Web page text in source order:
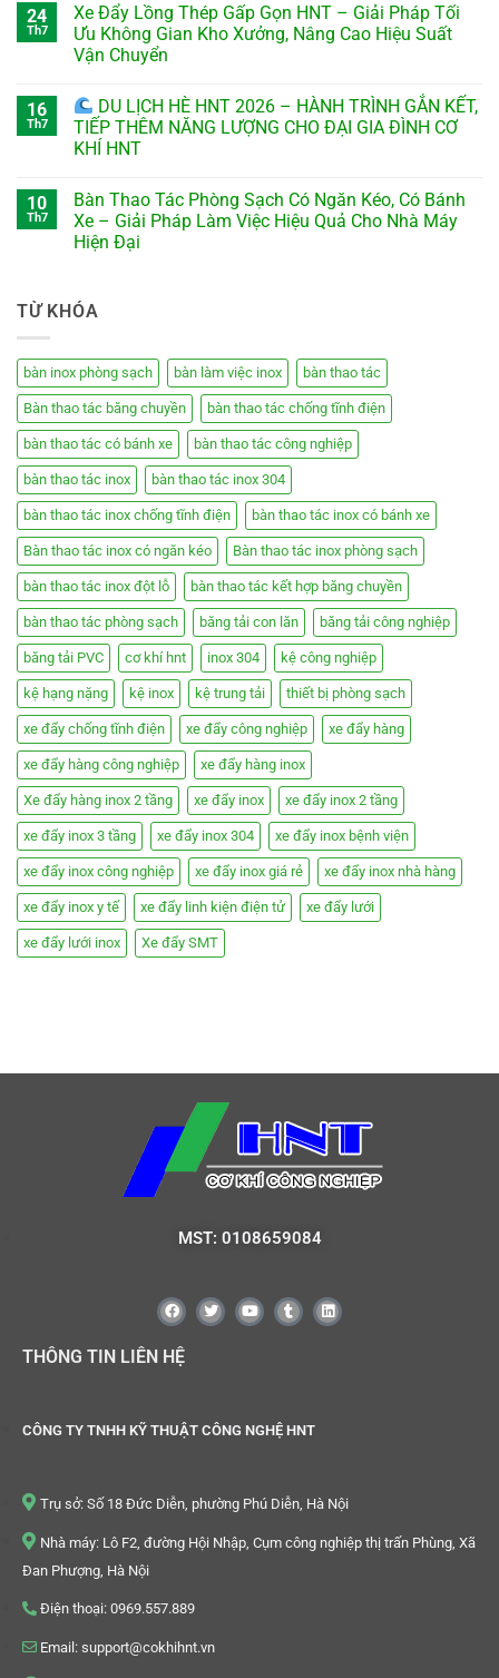
24
Th7
Xe Đẩy Lồng Thép Gấp Gọn HNT – Giải Pháp Tối
Ưu Không Gian Kho Xưởng, Nâng Cao Hiệu Suất
Vận Chuyển
16
Th7
DU LỊCH HÈ HNT 2026 – HÀNH TRÌNH GẮN KẾT,
TIẾP THÊM NĂNG LƯỢNG CHO ĐẠI GIA ĐÌNH CƠ
KHÍ HNT
10
Th7
Bàn Thao Tác Phòng Sạch Có Ngăn Kéo, Có Bánh
Xe – Giải Pháp Làm Việc Hiệu Quả Cho Nhà Máy
Hiện Đại
TỪ KHÓA
bàn inox phòng sạch bàn làm việc inox bàn thao tác
Bàn thao tác băng chuyền bàn thao tác chống tĩnh điện
bàn thao tác có bánh xe bàn thao tác công nghiệp
bàn thao tác inox bàn thao tác inox 304
bàn thao tác inox chống tĩnh điện bàn thao tác inox có bánh xe
Bàn thao tác inox có ngăn kéo Bàn thao tác inox phòng sạch
bàn thao tác inox đột lỗ bàn thao tác kết hợp băng chuyền
bàn thao tác phòng sạch băng tải con lăn băng tải công nghiệp
băng tải PVC cơ khí hnt inox 304 kệ công nghiệp
kệ hạng nặng kệ inox kệ trung tải thiết bị phòng sạch
xe đẩy chống tĩnh điện xe đẩy công nghiệp xe đẩy hàng
xe đẩy hàng công nghiệp xe đẩy hàng inox
Xe đẩy hàng inox 2 tầng xe đẩy inox xe đẩy inox 2 tầng
xe đẩy inox 3 tầng xe đẩy inox 304 xe đẩy inox bệnh viện
xe đẩy inox công nghiệp xe đẩy inox giá rẻ xe đẩy inox nhà hàng
xe đẩy inox y tế xe đẩy linh kiện điện tử xe đẩy lưới
xe đẩy lưới inox Xe đẩy SMT
MST: 0108659084
THÔNG TIN LIÊN HỆ
CÔNG TY TNHH KỸ THUẬT CÔNG NGHỆ HNT
Trụ sở: Số 18 Đức Diễn, phường Phú Diễn, Hà Nội
Nhà máy: Lô F2, đường Hội Nhập, Cụm công nghiệp thị trấn Phùng, Xã
Đan Phượng, Hà Nội
Điện thoại: 0969.557.889
Email: support@cokhihnt.vn